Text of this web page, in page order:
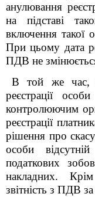
анулювання
на підставі
включення такої
При цьому дата
ПДВ не
В той же час,
реєстрації
контролюючим
реєстрації
рішення про
особи
податкових
накладних.
звітність з ПДВ